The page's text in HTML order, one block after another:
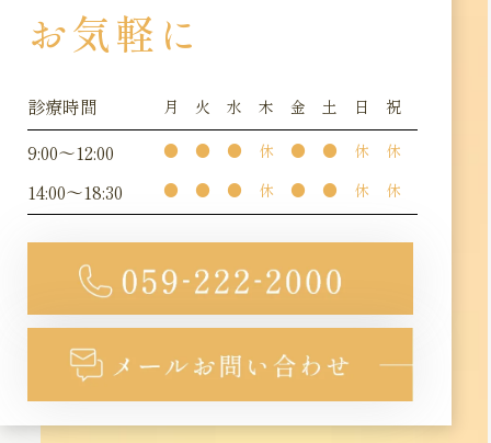
お気軽に
診療時間 月 火 水 木 金 土 日 祝
9:00～12:00 ● ● ● 休 ● ● 休 休
14:00～18:30 ● ● ● 休 ● ● 休 休